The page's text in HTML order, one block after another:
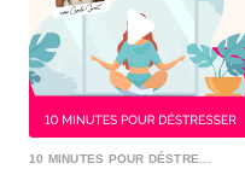
Un
00:06:32 -
https://
Notice at
10 MINUTES POUR DÉSTRE...